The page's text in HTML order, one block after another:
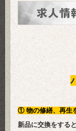
① 物の修繕、再生
新品に交換をする